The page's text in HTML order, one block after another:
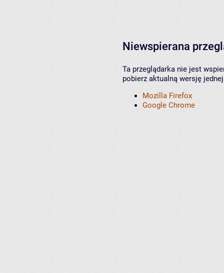
Niewspierana
Ta przeglądarka nie jest
pobierz aktualną wersję
Mozilla Firefox
Google Chrome